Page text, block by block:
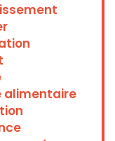
alimentaire